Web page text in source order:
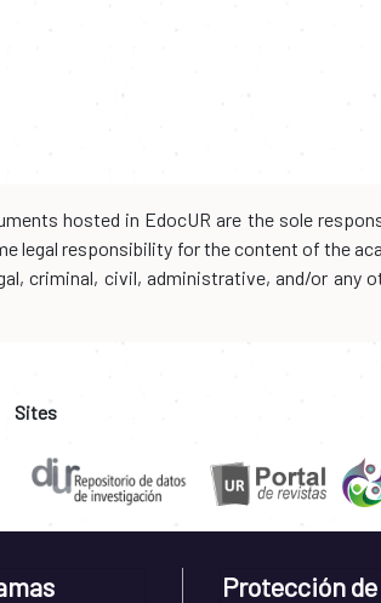
hosted in EdocUR are the sole
legal responsibility for the content of the
criminal, civil, administrative, and/or
Sites
Protección